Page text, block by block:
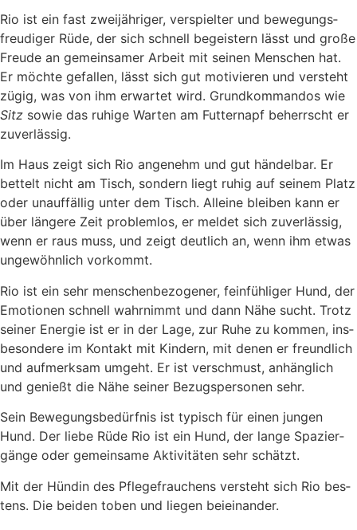
Rio ist ein fast zwei­jäh­ri­ger, ver­spiel­ter und bewe­gungs­
freu­di­ger Rüde, der sich schnell begeis­tern lässt und gro­ße
Freu­de an gemein­sa­mer Arbeit mit sei­nen Men­schen hat.
Er möch­te gefal­len, lässt sich gut moti­vie­ren und ver­steht
zügig, was von ihm erwar­tet wird. Grund­kom­man­dos wie
Sitz sowie das ruhi­ge War­ten am Fut­ter­napf beherrscht er
zuver­läs­sig.
Im Haus zeigt sich Rio ange­nehm und gut hän­del­bar. Er
bet­telt nicht am Tisch, son­dern liegt ruhig auf sei­nem Platz
oder unauf­fäl­lig unter dem Tisch. Allei­ne blei­ben kann er
über län­ge­re Zeit pro­blem­los, er mel­det sich zuver­läs­sig,
wenn er raus muss, und zeigt deut­lich an, wenn ihm etwas
unge­wöhn­lich vor­kommt.
Rio ist ein sehr men­schen­be­zo­ge­ner, fein­füh­li­ger Hund, der
Emo­tio­nen schnell wahr­nimmt und dann Nähe sucht. Trotz
sei­ner Ener­gie ist er in der Lage, zur Ruhe zu kom­men, ins­
be­son­de­re im Kon­takt mit Kin­dern, mit denen er freund­lich
und auf­merk­sam umgeht. Er ist ver­schmust, anhäng­lich
und genießt die Nähe sei­ner Bezugs­per­so­nen sehr.
Sein Bewe­gungs­be­dürf­nis ist typisch für einen jun­gen
Hund. Der lie­be Rüde Rio ist ein Hund, der lan­ge Spa­zier­
gän­ge oder gemein­sa­me Akti­vi­tä­ten sehr schätzt.
Mit der Hün­din des Pfle­ge­frau­chens ver­steht sich Rio bes­
tens. Die bei­den toben und lie­gen bei­ein­an­der.